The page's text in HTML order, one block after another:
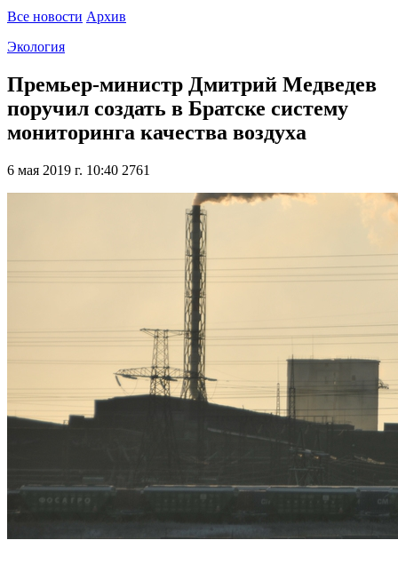
Все новости Архив
Экология
Премьер-министр Дмитрий Медведев
поручил создать в Братске систему
мониторинга качества воздуха
6 мая 2019 г. 10:40 2761